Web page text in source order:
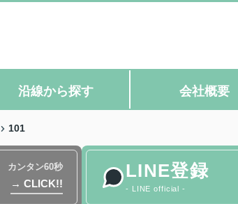
沿線から探す 会社概要
101
カンタン60秒
→ CLICK!!
LINE登録
- LINE official -